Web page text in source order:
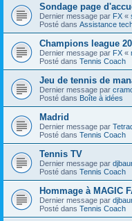
Sondage page
Dernier message par FX «
Posté dans Assistance
Champions league
Dernier message par FX «
Posté dans Tennis Coach
Jeu de tennis de
Dernier message par
Posté dans Boîte à idées
Madrid
Dernier message par
Posté dans Tennis Coach
Tennis TV
Dernier message par
Posté dans Tennis Coach
Hommage à MAGIC
Dernier message par
Posté dans Tennis Coach